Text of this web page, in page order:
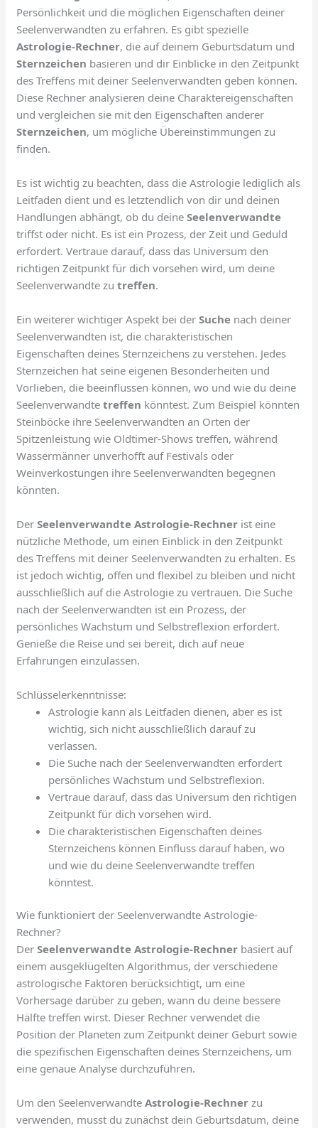
Persönlichkeit und die möglichen Eigenschaften deiner
Seelenverwandten zu erfahren. Es gibt spezielle
Astrologie-Rechner, die auf deinem Geburtsdatum und
Sternzeichen basieren und dir Einblicke in den Zeitpunkt
des Treffens mit deiner Seelenverwandten geben können.
Diese Rechner analysieren deine Charaktereigenschaften
und vergleichen sie mit den Eigenschaften anderer
Sternzeichen, um mögliche Übereinstimmungen zu
finden.
Es ist wichtig zu beachten, dass die Astrologie lediglich als
Leitfaden dient und es letztendlich von dir und deinen
Handlungen abhängt, ob du deineSeelenverwandte
triffst oder nicht. Es ist ein Prozess, der Zeit und Geduld
erfordert. Vertraue darauf, dass das Universum den
richtigen Zeitpunkt für dich vorsehen wird, um deine
Seelenverwandte zutreffen.
Ein weiterer wichtiger Aspekt bei derSuche nach deiner
Seelenverwandten ist, die charakteristischen
Eigenschaften deines Sternzeichens zu verstehen. Jedes
Sternzeichen hat seine eigenen Besonderheiten und
Vorlieben, die beeinflussen können, wo und wie du deine
Seelenverwandtetreffen könntest. Zum Beispiel könnten
Steinböcke ihre Seelenverwandten an Orten der
Spitzenleistung wie Oldtimer-Shows treffen, während
Wassermänner unverhofft auf Festivals oder
Weinverkostungen ihre Seelenverwandten begegnen
könnten.
DerSeelenverwandte Astrologie-Rechner ist eine
nützliche Methode, um einen Einblick in den Zeitpunkt
des Treffens mit deiner Seelenverwandten zu erhalten. Es
ist jedoch wichtig, offen und flexibel zu bleiben und nicht
ausschließlich auf die Astrologie zu vertrauen. Die Suche
nach der Seelenverwandten ist ein Prozess, der
persönliches Wachstum und Selbstreflexion erfordert.
Genieße die Reise und sei bereit, dich auf neue
Erfahrungen einzulassen.
Schlüsselerkenntnisse:
Astrologie kann als Leitfaden dienen, aber es ist
wichtig, sich nicht ausschließlich darauf zu
verlassen.
Die Suche nach der Seelenverwandten erfordert
persönliches Wachstum und Selbstreflexion.
Vertraue darauf, dass das Universum den richtigen
Zeitpunkt für dich vorsehen wird.
Die charakteristischen Eigenschaften deines
Sternzeichens können Einfluss darauf haben, wo
und wie du deine Seelenverwandte treffen
könntest.
Wie funktioniert der Seelenverwandte Astrologie-
Rechner?
DerSeelenverwandte Astrologie-Rechner basiert auf
einem ausgeklügelten Algorithmus, der verschiedene
astrologische Faktoren berücksichtigt, um eine
Vorhersage darüber zu geben, wann du deine bessere
Hälfte treffen wirst. Dieser Rechner verwendet die
Position der Planeten zum Zeitpunkt deiner Geburt sowie
die spezifischen Eigenschaften deines Sternzeichens, um
eine genaue Analyse durchzuführen.
Um den SeelenverwandteAstrologie-Rechner zu
verwenden, musst du zunächst dein Geburtsdatum, deine